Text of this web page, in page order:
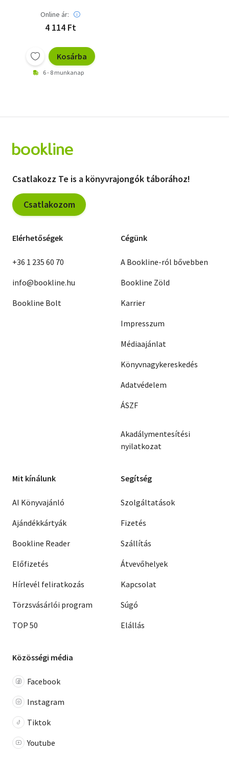
Online ár:
4 114 Ft
Kosárba
6 - 8 munkanap
Csatlakozz Te is a könyvrajongók táborához!
Csatlakozom
Elérhetőségek
+36 1 235 60 70
info@bookline.hu
Bookline Bolt
Cégünk
A Bookline-ról bővebben
Bookline Zöld
Karrier
Impresszum
Médiaajánlat
Könyvnagykereskedés
Adatvédelem
ÁSZF
Akadálymentesítési
nyilatkozat
Mit kínálunk
AI Könyvajánló
Ajándékkártyák
Bookline Reader
Előfizetés
Hírlevél feliratkozás
Törzsvásárlói program
TOP 50
Segítség
Szolgáltatások
Fizetés
Szállítás
Átvevőhelyek
Kapcsolat
Súgó
Elállás
Közösségi média
Facebook
Instagram
Tiktok
Youtube